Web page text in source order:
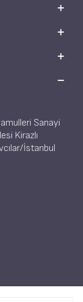
Sanayi
Kirazlı
İstanbul